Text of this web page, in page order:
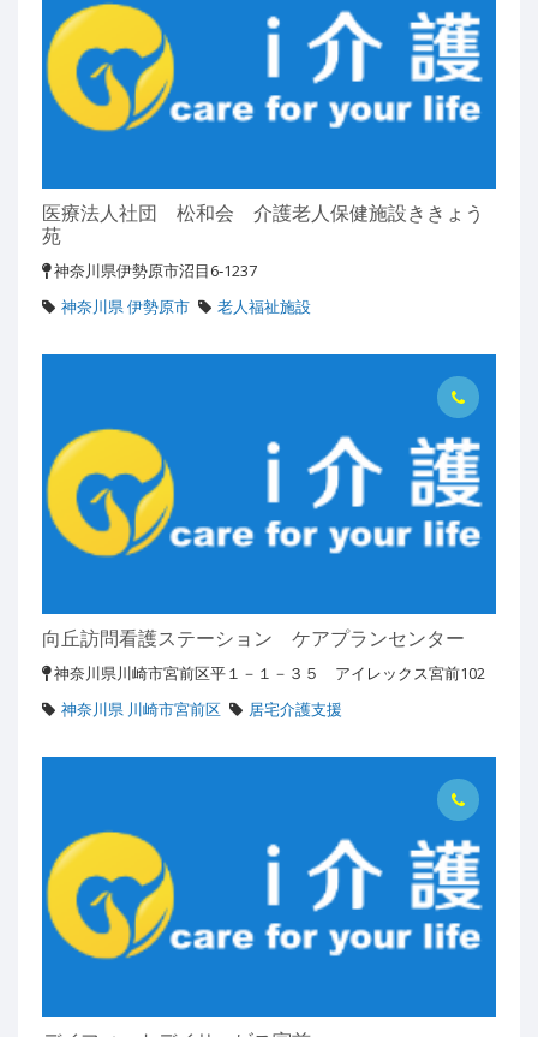
医療法人社団 松和会 介護老人保健施設ききょう
苑
神奈川県伊勢原市沼目6‐1237
神奈川県 伊勢原市
老人福祉施設
向丘訪問看護ステーション ケアプランセンター
神奈川県川崎市宮前区平１－１－３５ アイレックス宮前102
神奈川県 川崎市宮前区
居宅介護支援